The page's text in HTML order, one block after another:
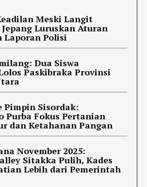
Meski Langit
Luruskan Aturan
Laporan Polisi
Dua Siswa
Paskibraka Provinsi
Pimpin Sisordak:
Purba Fokus Pertanian
dan Ketahanan Pangan
November 2025:
Sitakka Pulih, Kades
Lebih dari Pemerintah